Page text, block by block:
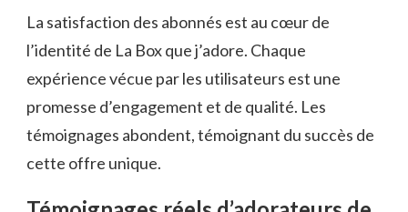
La satisfaction des abonnés est au cœur de
l’identité de La Box que j’adore. Chaque
expérience vécue par les utilisateurs est une
promesse d’engagement et de qualité. Les
témoignages abondent, témoignant du succès de
cette offre unique.